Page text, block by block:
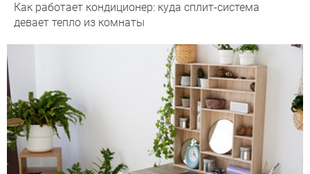
Как работает кондиционер: куда сплит-система
девает тепло из комнаты